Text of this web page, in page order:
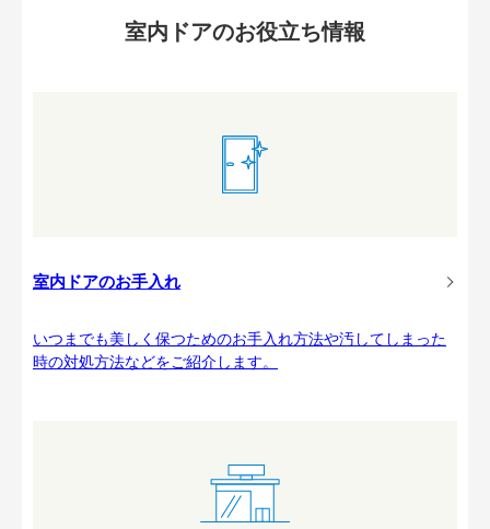
室内ドアのお役立ち情報
室内ドアのお手入れ
いつまでも美しく保つためのお手入れ方法や汚してしまった
時の対処方法などをご紹介します。